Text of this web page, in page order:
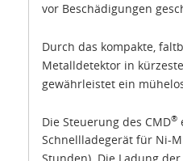
vor Beschädigungen
Durch das kompakte,
Metalldetektor in
gewährleistet ein
Die Steuerung des CMD®
Schnellladegerät für Ni-